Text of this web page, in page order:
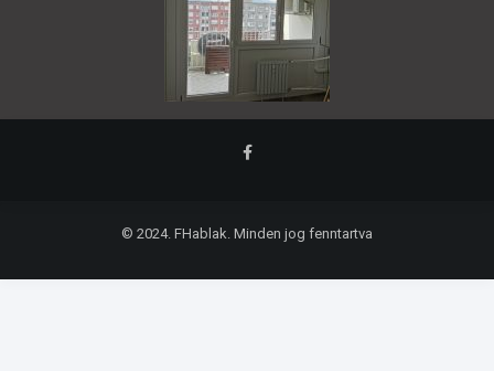
© 2024. FHablak. Minden jog fenntartva